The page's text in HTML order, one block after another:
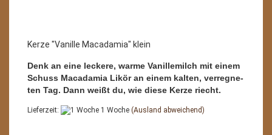
Kerze "Vanille Macadamia" klein
Denk an eine leckere, warme Vanillemilch mit einem
Schuss Macadamia Likör an einem kalten, verregne-
ten Tag. Dann weißt du, wie diese Kerze riecht.
Lieferzeit: 1 Woche (Ausland abweichend)